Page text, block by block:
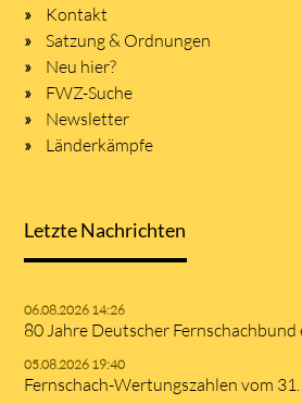
Kontakt
Satzung & Ordnungen
Neu hier?
FWZ-Suche
Newsletter
Länderkämpfe
Letzte Nachrichten
06.08.2026 14:26
80 Jahre Deutscher Fernschachbund
05.08.2026 19:40
Fernschach-Wertungszahlen vom